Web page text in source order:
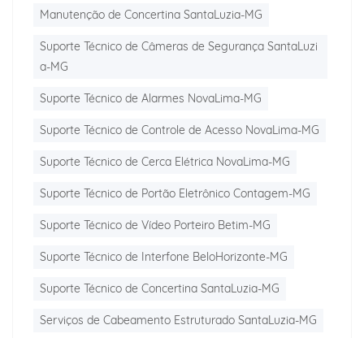
Manutenção de Concertina SantaLuzia-MG
Suporte Técnico de Câmeras de Segurança SantaLuzi
a-MG
Suporte Técnico de Alarmes NovaLima-MG
Suporte Técnico de Controle de Acesso NovaLima-MG
Suporte Técnico de Cerca Elétrica NovaLima-MG
Suporte Técnico de Portão Eletrônico Contagem-MG
Suporte Técnico de Vídeo Porteiro Betim-MG
Suporte Técnico de Interfone BeloHorizonte-MG
Suporte Técnico de Concertina SantaLuzia-MG
Serviços de Cabeamento Estruturado SantaLuzia-MG